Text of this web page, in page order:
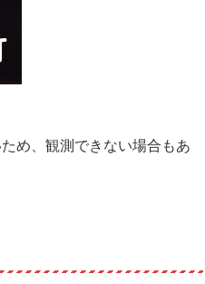
め、観測できない場合もあ